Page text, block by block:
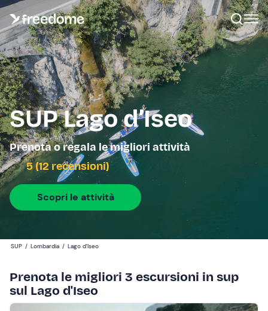
SUP Lago d’Iseo
Prenota o regala le migliori attività
5 (12 recensioni)
Scopri le attività
SUP / Lombardia / Lago d’Iseo
Prenota le migliori 3 escursioni in sup
sul Lago d'Iseo